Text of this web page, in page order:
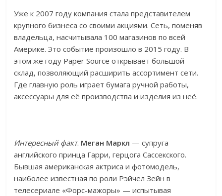
Уже к 2007 году компания стала представителем
крупного бизнеса со своими акциями. Сеть, поменяв
владельца, насчитывала 100 магазинов по всей
Америке. Это событие произошло в 2015 году. В
этом же году Paper Source открывает большой
склад, позволяющий расширить ассортимент сети.
Где главную роль играет бумага ручной работы,
аксессуары для её производства и изделия из неё.
Интересный факт. Меган Маркл — супруга
английского принца Гарри, герцога Сассекского.
Бывшая американская актриса и фотомодель,
наиболее известная по роли Рэйчел Зейн в
телесериале «Форс-мажоры» — испытывая